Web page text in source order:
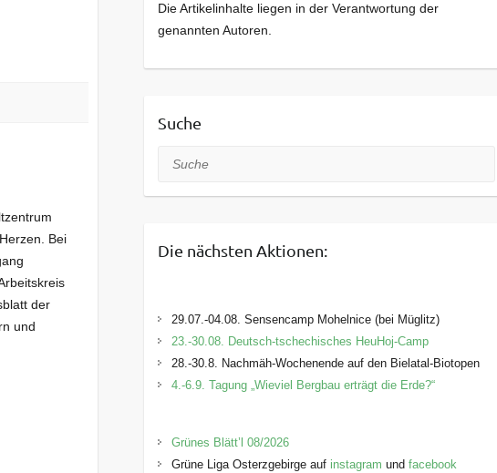
Bei
der
und
Die Artikelinhalte liegen in der Verantwortung der
genannten Autoren.
Suche
Suche
Die nächsten Aktionen:
29.07.-04.08. Sensencamp Mohelnice (bei Müglitz)
23.-30.08. Deutsch-tschechisches HeuHoj-Camp
28.-30.8. Nachmäh-Wochenende auf den Bielatal-Biotopen
4.-6.9. Tagung „Wieviel Bergbau erträgt die Erde?“
Grünes Blätt’l 08/2026
Grüne Liga Osterzgebirge auf instagram und facebook